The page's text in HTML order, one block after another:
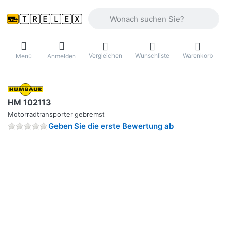
Menü Anmelden Vergleichen Wunschliste Warenkorb
HM 102113
Motorradtransporter gebremst
Geben Sie die erste Bewertung ab